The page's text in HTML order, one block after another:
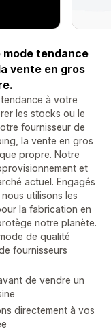
tendance
vente en gros
à votre
les stocks ou le
fournisseur de
la vente en gros
propre. Notre
et
actuel. Engagés
utilisons les
la fabrication en
notre planète.
de qualité
fournisseurs
de vendre un
directement à vos